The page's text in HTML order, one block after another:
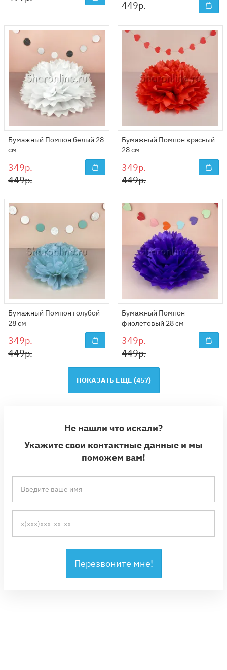
449р.
Бумажный Помпон белый 28
см
349р.
449р.
Бумажный Помпон красный
28 см
349р.
449р.
Бумажный Помпон голубой
28 см
349р.
449р.
Бумажный Помпон
фиолетовый 28 см
349р.
449р.
ПОКАЗАТЬ ЕЩЕ (457)
Не нашли что искали?
Укажите свои контактные данные и мы
поможем вам!
Перезвоните мне!